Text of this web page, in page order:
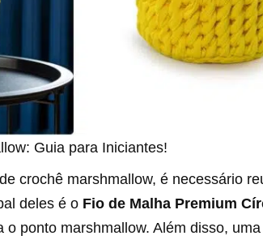
Guia para Iniciantes!
crochê marshmallow, é necessário
deles é o Fio de Malha Premium
o ponto marshmallow. Além disso,